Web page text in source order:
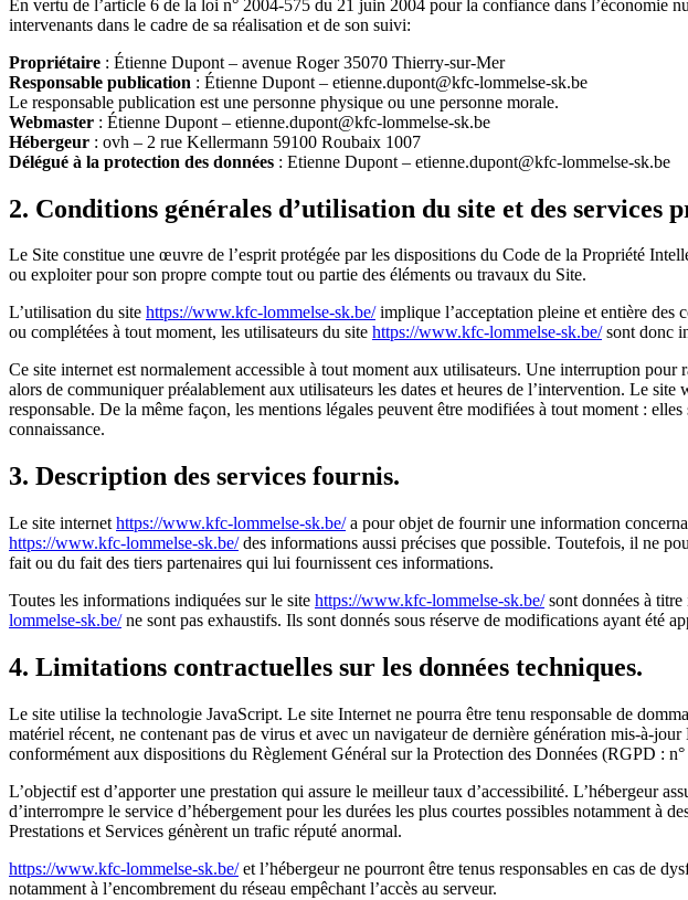
En vertu de l’article 6 de la loi n° 2004-575 du 21 juin 2004 pour la confiance dans l’économie
intervenants dans le cadre de sa réalisation et de son suivi:
Propriétaire : Étienne Dupont – avenue Roger 35070 Thierry-sur-Mer
Responsable publication : Étienne Dupont – etienne.dupont@kfc-lommelse-sk.be
Le responsable publication est une personne physique ou une personne morale.
Webmaster : Étienne Dupont – etienne.dupont@kfc-lommelse-sk.be
Hébergeur : ovh – 2 rue Kellermann 59100 Roubaix 1007
Délégué à la protection des données : Etienne Dupont – etienne.dupont@kfc-lommelse-sk.be
2. Conditions générales d’utilisation du site et des services
Le Site constitue une œuvre de l’esprit protégée par les dispositions du Code de la Propriété
ou exploiter pour son propre compte tout ou partie des éléments ou travaux du Site.
L’utilisation du site https://www.kfc-lommelse-sk.be/implique l’acceptation pleine et entière des
ou complétées à tout moment, les utilisateurs du site https://www.kfc-lommelse-sk.be/sont donc
Ce site internet est normalement accessible à tout moment aux utilisateurs. Une interruption
alors de communiquer préalablement aux utilisateurs les dates et heures de l’intervention. Le site
responsable. De la même façon, les mentions légales peuvent être modifiées à tout moment :
connaissance.
3. Description des services fournis.
Le site internet https://www.kfc-lommelse-sk.be/a pour objet de fournir une information
https://www.kfc-lommelse-sk.be/des informations aussi précises que possible. Toutefois, il ne
fait ou du fait des tiers partenaires qui lui fournissent ces informations.
Toutes les informations indiquées sur le site https://www.kfc-lommelse-sk.be/sont données à titre
lommelse-sk.be/ne sont pas exhaustifs. Ils sont donnés sous réserve de modifications ayant été
4. Limitations contractuelles sur les données techniques.
Le site utilise la technologie JavaScript. Le site Internet ne pourra être tenu responsable de
matériel récent, ne contenant pas de virus et avec un navigateur de dernière génération mis-à-jour
conformément aux dispositions du Règlement Général sur la Protection des Données (RGPD :
L’objectif est d’apporter une prestation qui assure le meilleur taux d’accessibilité. L’hébergeur
d’interrompre le service d’hébergement pour les durées les plus courtes possibles notamment à
Prestations et Services génèrent un trafic réputé anormal.
https://www.kfc-lommelse-sk.be/et l’hébergeur ne pourront être tenus responsables en cas de
notamment à l’encombrement du réseau empêchant l’accès au serveur.